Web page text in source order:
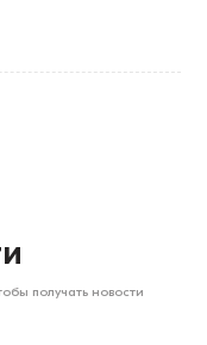
получать новости